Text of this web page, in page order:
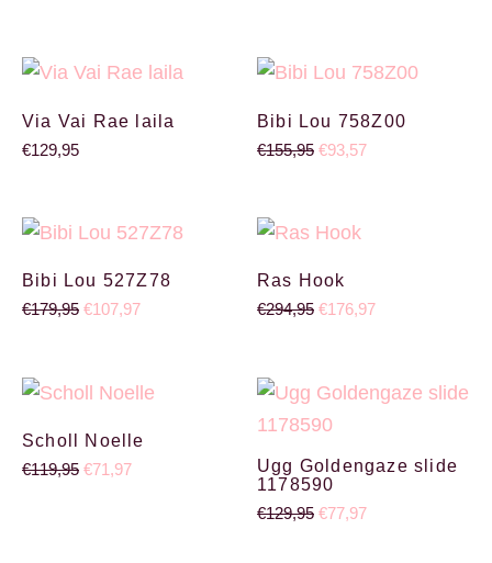
Via Vai Rae laila
€129,95
Bibi Lou 758Z00
€155,95
Oorspronkelijke prijs
€93,57
Huidige prijs is:
Bibi Lou 527Z78
€179,95
Oorspronkelijke prijs was: €179,95.
€107,97
Huidige prijs is: €107,97.
Ras Hook
€294,95
Oorspronkelijke prijs
€176,97
Scholl Noelle
€119,95
Oorspronkelijke prijs was: €119,95.
€71,97
Huidige prijs is: €71,97.
Ugg Goldengaze slide
1178590
€129,95
Oorspronkelijke prijs
€77,97
Huidige prijs is: